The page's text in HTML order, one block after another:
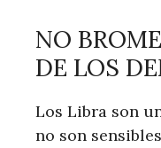
NO
DE LOS
Los Libra son
no son